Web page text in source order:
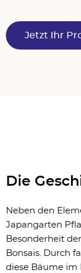
Jetzt Ihr
Die
Neben den
Japangarten
Besonderheit
Bonsais. Durch
diese Bäume